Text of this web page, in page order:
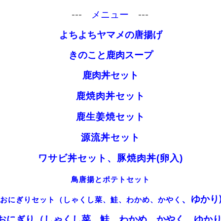
--- メニュー ---
よちよちヤマメの唐揚げ
きのこと鹿肉スープ
鹿肉丼セット
鹿焼肉丼セット
鹿生姜焼セット
源流丼セット
ワサビ丼セット、豚焼肉丼(卵入)
鳥唐揚とポテトセット
おにぎりセット（しゃくし菜、鮭、わかめ、かやく 、ゆかり)